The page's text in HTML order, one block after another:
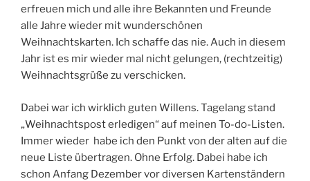
erfreuen mich und alle ihre Bekannten und Freunde
alle Jahre wieder mit wunderschönen
Weihnachtskarten. Ich schaffe das nie. Auch in diesem
Jahr ist es mir wieder mal nicht gelungen, (rechtzeitig)
Weihnachtsgrüße zu verschicken.
Dabei war ich wirklich guten Willens. Tagelang stand
„Weihnachtspost erledigen“ auf meinen To-do-Listen.
Immer wieder habe ich den Punkt von der alten auf die
neue Liste übertragen. Ohne Erfolg. Dabei habe ich
schon Anfang Dezember vor diversen Kartenständern